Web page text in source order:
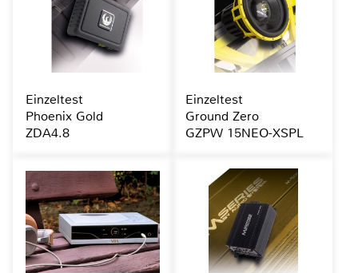
Einzeltest
Phoenix Gold
ZDA4.8
Einzeltest
Ground Zero
GZPW 15NEO-XSPL